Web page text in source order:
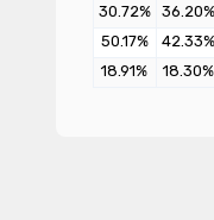
36.20%
30.72%
42.33%
50.17%
18.30%
18.91%